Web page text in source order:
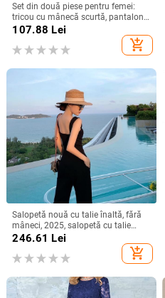
Set din două piese pentru femei:
tricou cu mânecă scurtă, pantaloni
scurți cu talie înaltă și croi larg,
costum casual cu logo pentru femei
107.88 Lei
add_shopping_cart
Salopetă nouă cu talie înaltă, fără
mâneci, 2025, salopetă cu talie
înaltă pentru femei, primăvară și
vară, pantaloni strâmți cu picior
larg
246.61 Lei
add_shopping_cart